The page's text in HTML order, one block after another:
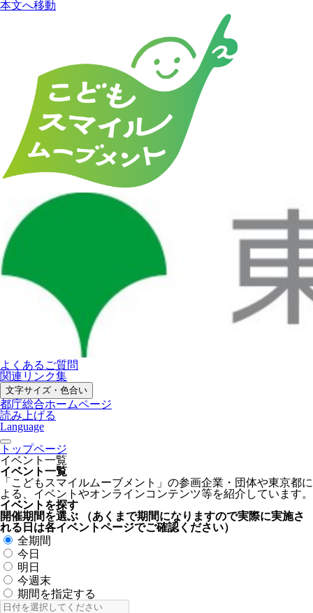
本文へ移動
よくあるご質問
関連リンク集
文字サイズ・色合い
都庁総合ホームページ
読み上げる
Language
トップページ
イベント一覧
イベント一覧
「こどもスマイルムーブメント」の参画企業・団体や東京都に
よる、イベントやオンラインコンテンツ等を紹介しています。
イベントを探す
開催期間を選ぶ
（あくまで期間になりますので実際に実施さ
れる日は各イベントページでご確認ください）
全期間
今日
明日
今週末
期間を指定する